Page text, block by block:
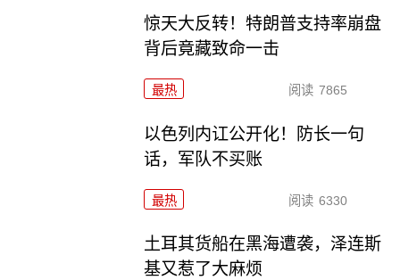
惊天大反转！特朗普支持率崩盘
背后竟藏致命一击
最热 阅读 7865
以色列内讧公开化！防长一句
话，军队不买账
最热 阅读 6330
土耳其货船在黑海遭袭，泽连斯
基又惹了大麻烦